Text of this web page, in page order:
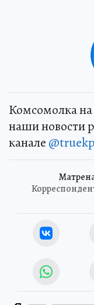
Комсомолка
наши новости
канале